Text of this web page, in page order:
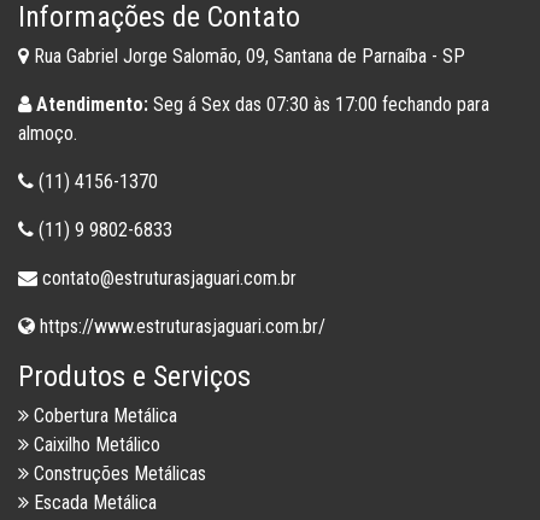
Informações de Contato
Rua Gabriel Jorge Salomão, 09, Santana de Parnaíba - SP
Atendimento: Seg á Sex das 07:30 às 17:00 fechando para
almoço.
(11) 4156-1370
(11) 9 9802-6833
contato@estruturasjaguari.com.br
https://www.estruturasjaguari.com.br/
Produtos e Serviços
Cobertura Metálica
Caixilho Metálico
Construções Metálicas
Escada Metálica